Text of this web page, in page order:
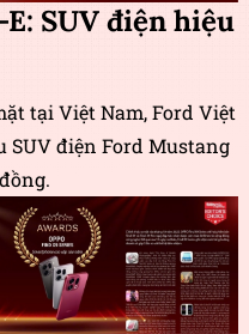
SUV điện hiệu
tại Việt Nam, Ford Việt
SUV điện Ford Mustang